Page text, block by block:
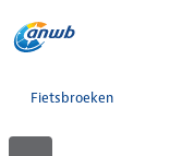
Fietsbroeken